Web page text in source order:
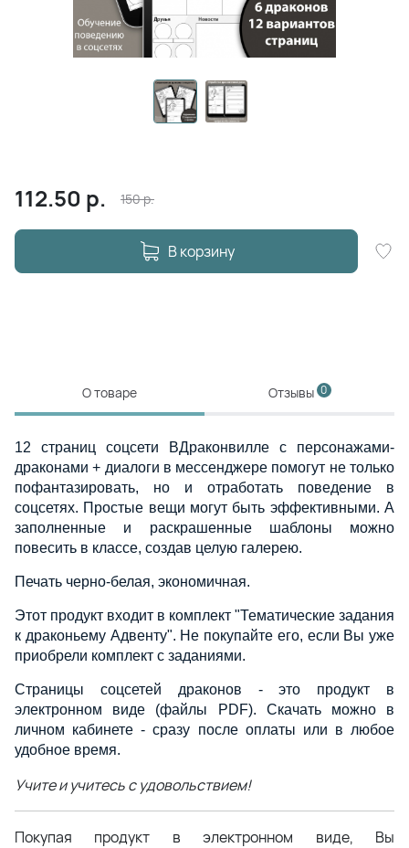
112.50 р. 150р.
В корзину
О товаре Отзывы 0
12 страниц соцсети ВДраконвилле с персонажами-
драконами + диалоги в мессенджере помогут не только
пофантазировать, но и отработать поведение в
соцсетях. Простые вещи могут быть эффективными. А
заполненные и раскрашенные шаблоны можно
повесить в классе, создав целую галерею.
Печать черно-белая, экономичная.
Этот продукт входит в комплект "Тематические задания
к драконьему Адвенту". Не покупайте его, если Вы уже
приобрели комплект с заданиями.
Страницы соцсетей драконов - это продукт в
электронном виде (файлы PDF). Скачать можно в
личном кабинете - сразу после оплаты или в любое
удобное время.
Учите и учитесь с удовольствием!
Покупая продукт в электронном виде, Вы